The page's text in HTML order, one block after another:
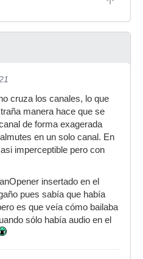
cruza los canales, lo que
manera hace que se
de forma exagerada
en un solo canal. En
imperceptible pero con
insertado en el
pues sabía que había
es que veía cómo bailaba
sólo había audio en el